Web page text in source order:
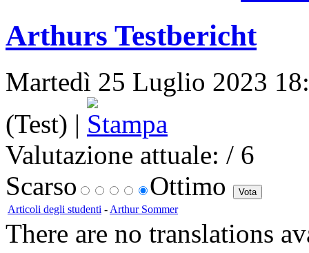
Arthurs Testbericht
Martedì 25 Luglio 2023
(Test) |
Valutazione attuale: / 6
Scarso
Ottimo
Articoli degli studenti - Arthur Sommer
There are no translations